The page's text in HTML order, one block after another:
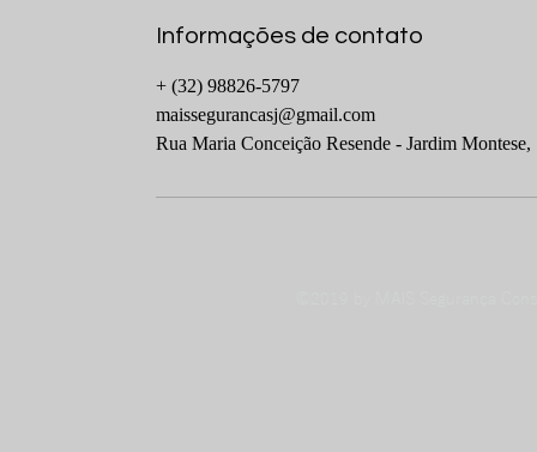
Informações de contato
+ (32) 98826-5797
maissegurancasj@gmail.com
Rua Maria Conceição Resende - Jardim